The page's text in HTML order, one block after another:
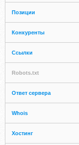
Позиции
Конкуренты
Ссылки
Robots.txt
Ответ сервера
Whois
Хостинг